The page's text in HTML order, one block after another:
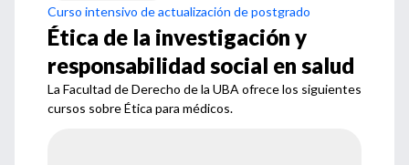
Curso intensivo de actualización de postgrado
Ética de la investigación y
responsabilidad social en salud
La Facultad de Derecho de la UBA ofrece los siguientes
cursos sobre Ética para médicos.